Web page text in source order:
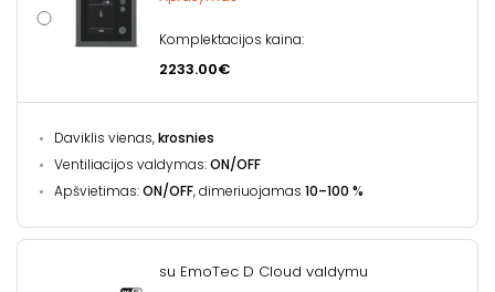
Komplektacijos kaina:
2233.00€
Daviklis vienas,krosnies
Ventiliacijos valdymas:ON/OFF
Apšvietimas:ON/OFF, dimeriuojamas 10–100 %
su EmoTec D Cloud valdymu